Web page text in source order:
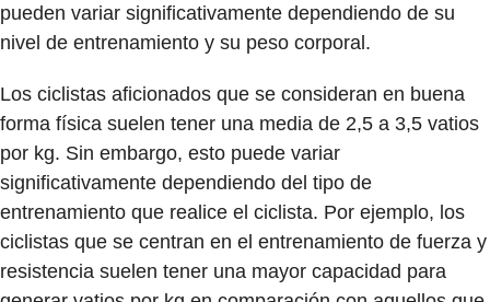
pueden variar significativamente dependiendo de su
nivel de entrenamiento y su peso corporal.
Los ciclistas aficionados que se consideran en buena
forma física suelen tener una media de 2,5 a 3,5 vatios
por kg. Sin embargo, esto puede variar
significativamente dependiendo del tipo de
entrenamiento que realice el ciclista. Por ejemplo, los
ciclistas que se centran en el entrenamiento de fuerza y
resistencia suelen tener una mayor capacidad para